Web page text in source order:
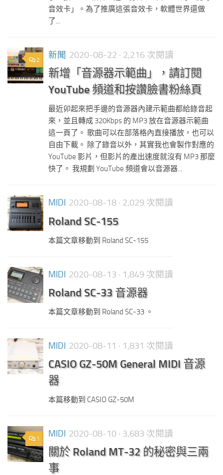
音效卡」。為了推廣這張音效卡，軟體世界還做
了...
2 新聞 2020-08-22 · 2,216 次閱讀
新增「音源器示範曲」，請訂閱
YouTube 頻道和按讚臉書粉絲頁
最近卯起來把手邊的音源器內建示範曲都給錄音起
來，並且轉成 320Kbps 的 MP3 放在音源器示範曲
這一頁了。 歌曲可以在部落格內直接播放，也可以
自由下載。 除了錄音以外，其實我也會製作對應的
YouTube 影片，但影片的產出速度就沒有 MP3 那麼
快了。 我規劃 YouTube 頻道會以音源器...
MIDI 2020-08-18 · 2,029 次閱讀
Roland SC-155
本篇文章移動到 Roland SC-155
MIDI 2020-08-13 · 1,849 次閱讀
Roland SC-33 音源器
本篇文章移動到 Roland SC-33 。
MIDI 2020-08-11 · 1,831 次閱讀
CASIO GZ-50M General MIDI 音源
器
本篇移動到 CASIO GZ-50M
1 MIDI 2020-08-10 · 3,683 次閱讀
關於 Roland MT-32 的秘密與三兩
事